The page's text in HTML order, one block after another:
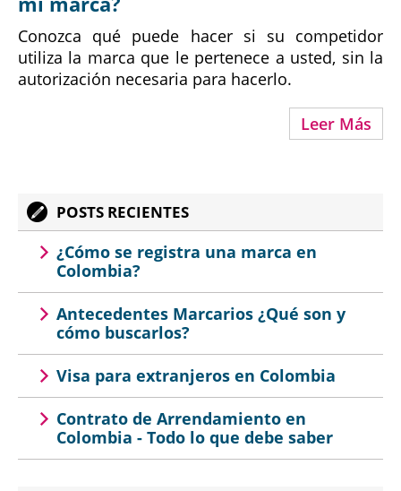
Conozca qué puede hacer si su competidor
utiliza la marca que le pertenece a usted, sin la
autorización necesaria para hacerlo.
Leer Más
POSTS RECIENTES
¿Cómo se registra una marca en
Colombia?
Antecedentes Marcarios ¿Qué son y
cómo buscarlos?
Visa para extranjeros en Colombia
Contrato de Arrendamiento en
Colombia - Todo lo que debe saber